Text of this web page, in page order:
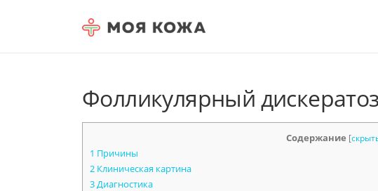
Фолликулярный
Содержание [
1 Причины
2 Клиническая картина
3Диагностика